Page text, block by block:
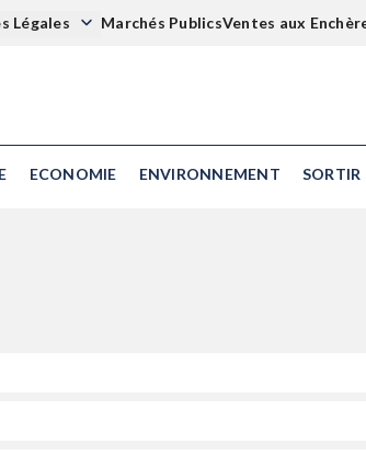
Légales Marchés PublicsVentes aux
ECONOMIE ENVIRONNEMENT SORTIR